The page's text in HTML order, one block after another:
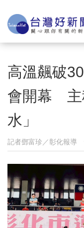
高溫飆破
會開幕 主
水」
記者鄧富珍／彰化報導